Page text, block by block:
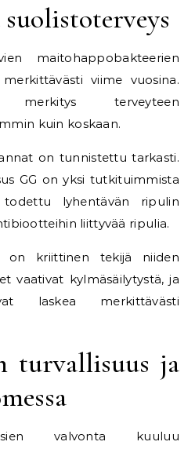
maitohappobakteerien
viime vuosina.
merkitys terveyteen
kuin koskaan.
on tunnistettu tarkasti.
GG on yksi tutkituimmista
lyhentävän ripulin
liittyvää ripulia.
on kriittinen tekijä niiden
vaativat kylmäsäilytystä, ja
laskea merkittävästi
turvallisuus ja
valvonta kuuluu